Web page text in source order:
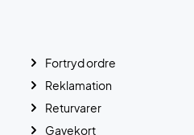
Fortryd ordre
Reklamation
Returvarer
Gavekort